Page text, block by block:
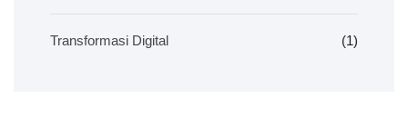
Transformasi Digital (1)